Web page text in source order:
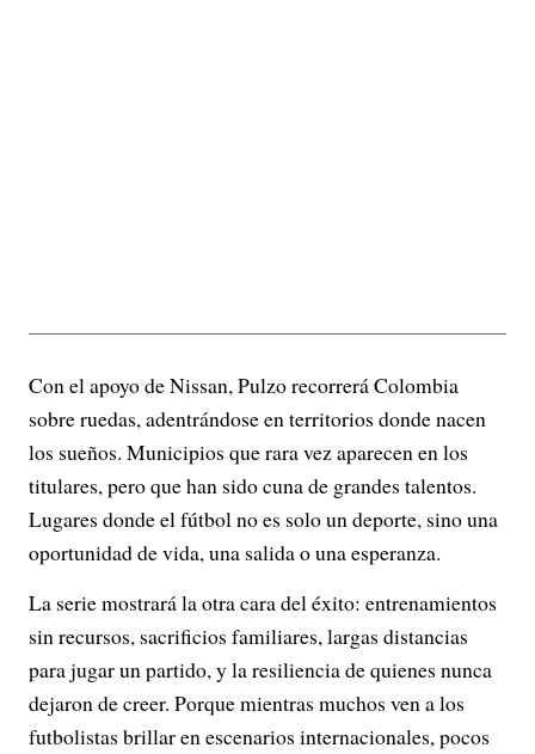
Con el apoyo de Nissan, Pulzo recorrerá Colombia
sobre ruedas, adentrándose en territorios donde nacen
los sueños. Municipios que rara vez aparecen en los
titulares, pero que han sido cuna de grandes talentos.
Lugares donde el fútbol no es solo un deporte, sino una
oportunidad de vida, una salida o una esperanza.
La serie mostrará la otra cara del éxito: entrenamientos
sin recursos, sacrificios familiares, largas distancias
para jugar un partido, y la resiliencia de quienes nunca
dejaron de creer. Porque mientras muchos ven a los
futbolistas brillar en escenarios internacionales, pocos